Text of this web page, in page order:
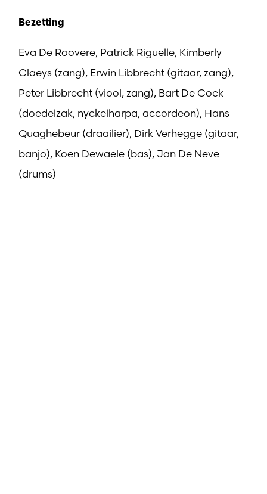
Bezetting
Eva De Roovere, Patrick Riguelle, Kimberly
Claeys (zang), Erwin Libbrecht (gitaar, zang),
Peter Libbrecht (viool, zang), Bart De Cock
(doedelzak, nyckelharpa, accordeon), Hans
Quaghebeur (draailier), Dirk Verhegge (gitaar,
banjo), Koen Dewaele (bas), Jan De Neve
(drums)